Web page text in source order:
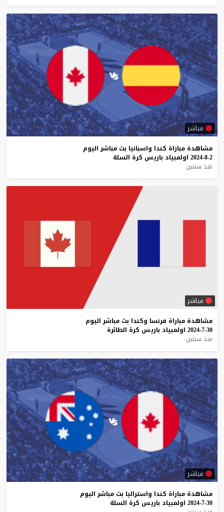
مباشر
مشاهدة مباراة كندا واسبانيا بث مباشر اليوم
2-8-2024
اولمبياد باريس كرة السلة
منذ سنتين
مباشر
مشاهدة مباراة فرنسا وكندا بث مباشر اليوم
30-7-2024
اولمبياد باريس كرة الطائرة
منذ سنتين
مباشر
مشاهدة مباراة كندا واستراليا بث مباشر اليوم
30-7-2024
اولمبياد باريس كرة السلة